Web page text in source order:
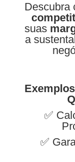
Descubra
suas
a
✅
✅